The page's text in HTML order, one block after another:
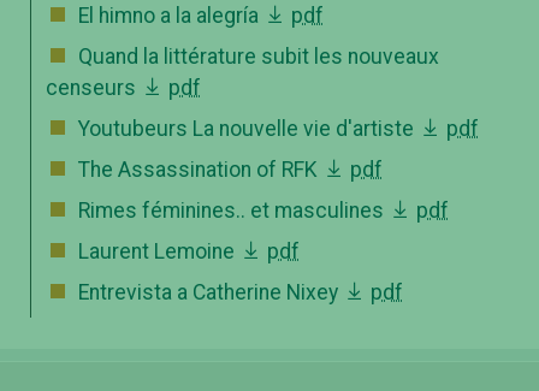
El himno a la alegría
pdf
Quand la littérature subit les nouveaux
censeurs
pdf
Youtubeurs La nouvelle vie d'artiste
pdf
The Assassination of RFK
pdf
Rimes féminines.. et masculines
pdf
Laurent Lemoine
pdf
Entrevista a Catherine Nixey
pdf